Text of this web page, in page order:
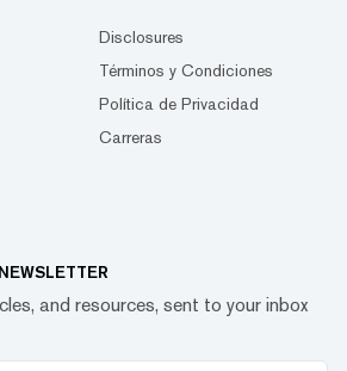
Disclosures
Términos y Condiciones
Política de Privacidad
Carreras
and resources, sent to your inbox